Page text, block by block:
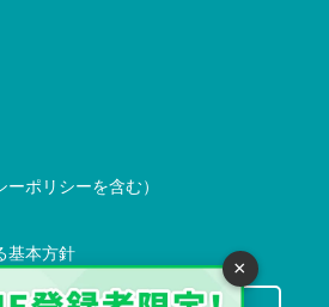
ポリシーを含む）
基本方針
×